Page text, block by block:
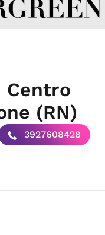
Centro
(RN)
3927608428